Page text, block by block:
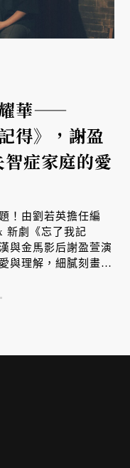
耀華——
得》，謝盈
症家庭的愛
！由劉若英擔任編
新劇《忘了我記
與金馬影后謝盈萱演
與理解，細膩刻畫親